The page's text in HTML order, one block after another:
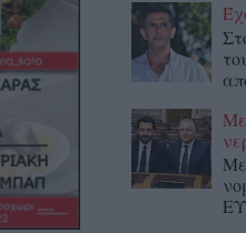
Με